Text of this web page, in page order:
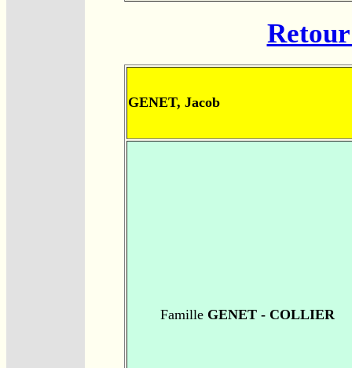
GENET, Jacob
FamilleGENET - COLLIER